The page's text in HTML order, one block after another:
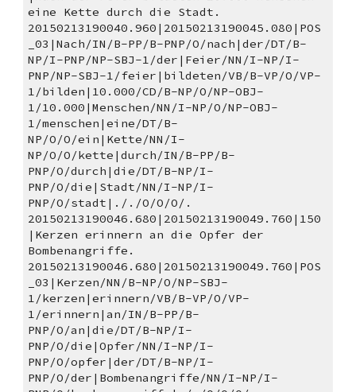
eine Kette durch die Stadt.
20150213190040.960|20150213190045.080|POS
_03|Nach/IN/B-PP/B-PNP/O/nach|der/DT/B-
NP/I-PNP/NP-SBJ-1/der|Feier/NN/I-NP/I-
PNP/NP-SBJ-1/feier|bildeten/VB/B-VP/O/VP-
1/bilden|10.000/CD/B-NP/O/NP-OBJ-
1/10.000|Menschen/NN/I-NP/O/NP-OBJ-
1/menschen|eine/DT/B-
NP/O/O/ein|Kette/NN/I-
NP/O/O/kette|durch/IN/B-PP/B-
PNP/O/durch|die/DT/B-NP/I-
PNP/O/die|Stadt/NN/I-NP/I-
PNP/O/stadt|././O/O/O/.
20150213190046.680|20150213190049.760|150
|Kerzen erinnern an die Opfer der
Bombenangriffe.
20150213190046.680|20150213190049.760|POS
_03|Kerzen/NN/B-NP/O/NP-SBJ-
1/kerzen|erinnern/VB/B-VP/O/VP-
1/erinnern|an/IN/B-PP/B-
PNP/O/an|die/DT/B-NP/I-
PNP/O/die|Opfer/NN/I-NP/I-
PNP/O/opfer|der/DT/B-NP/I-
PNP/O/der|Bombenangriffe/NN/I-NP/I-